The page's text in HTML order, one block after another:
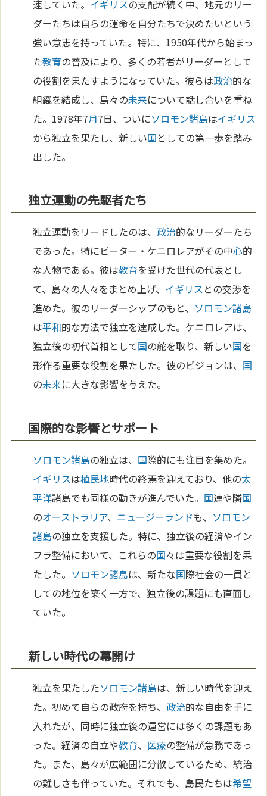
速していた。 イギリスの支配が続く中、地元のリー
ダーたちは自らの運命を自分たちで決めたいという
強い意志を持っていた。特に、1950年代から始まっ
た教育の普及により、多くの若者がリーダーとして
の役割を果たすようになっていた。彼らは政治的な
組織を結成し、島々の未来について話し合いを重ね
た。1978年7月7日、ついにソロモン諸島はイギリス
から独立を果たし、新しい国としての第一歩を踏み
出した。
独立運動の先駆者たち
独立運動をリードしたのは、 政治的なリーダーたち
であった。特にピーター・ケニロレアがその中心的
な人物である。彼は教育を受けた世代の代表とし
て、島々の人々をまとめ上げ、 イギリスとの交渉を
進めた。彼のリーダーシップのもと、 ソロモン諸島
は平和的な方法で独立を達成した。ケニロレアは、
独立後の初代首相として国の舵を取り、新しい国を
形作る重要な役割を果たした。彼のビジョンは、 国
の未来に大きな影響を与えた。
国際的な影響とサポート
ソロモン諸島の独立は、 国際的にも注目を集めた。
イギリスは植民地時代の終焉を迎えており、他の太
平洋諸島でも同様の動きが進んでいた。 国連や隣国
のオーストラリア、 ニュージーランドも、 ソロモン
諸島の独立を支援した。特に、独立後の経済やイン
フラ整備において、これらの国々は重要な役割を果
たした。 ソロモン諸島は、新たな国際社会の一員と
しての地位を築く一方で、独立後の課題にも直面し
ていた。
新しい時代の幕開け
独立を果たしたソロモン諸島は、新しい時代を迎え
た。初めて自らの政府を持ち、 政治的な自由を手に
入れたが、同時に独立後の運営には多くの課題もあ
った。経済の自立や教育、 医療の整備が急務であっ
た。また、島々が広範囲に分散しているため、統治
の難しさも伴っていた。それでも、島民たちは希望